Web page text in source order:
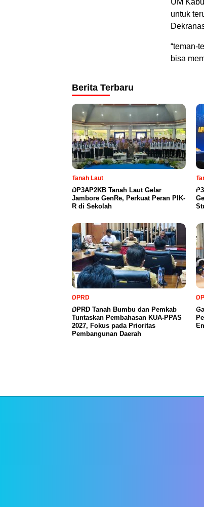
untuk
“teman-
bisa
Berita Terbaru
Tanah Laut
DP3AP2KB Tanah Laut Gelar
Jambore GenRe, Perkuat Peran PIK-
R di Sekolah
DPRD
DPRD Tanah Bumbu dan Pemkab
Tuntaskan Pembahasan KUA-PPAS
2027, Fokus pada Prioritas
Pembangunan Daerah